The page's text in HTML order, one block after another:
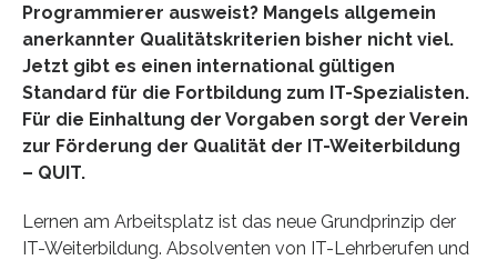
Programmierer ausweist? Mangels allgemein
anerkannter Qualitätskriterien bisher nicht viel.
Jetzt gibt es einen international gültigen
Standard für die Fortbildung zum IT-Spezialisten.
Für die Einhaltung der Vorgaben sorgt der Verein
zur Förderung der Qualität der IT-Weiterbildung
– QUIT.
Lernen am Arbeitsplatz ist das neue Grundprinzip der
IT-Weiterbildung. Absolventen von IT-Lehrberufen und